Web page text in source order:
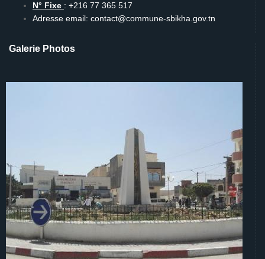
N° Fixe : +216 77 365 517
Adresse email: contact@commune-sbikha.gov.tn
Galerie Photos